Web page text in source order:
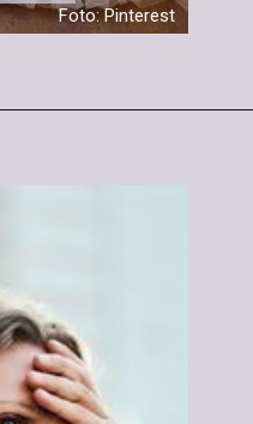
Foto: Pinterest